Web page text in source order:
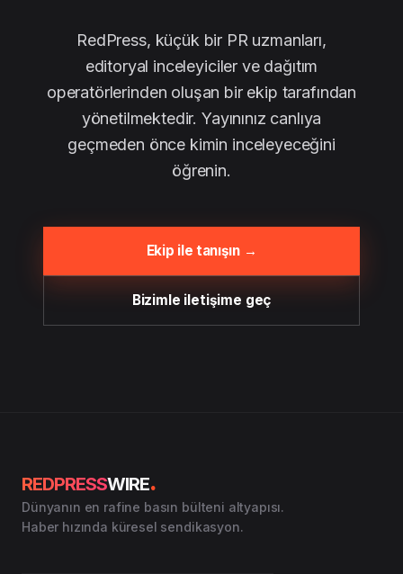
RedPress, küçük bir PR uzmanları,
editoryal inceleyiciler ve dağıtım
operatörlerinden oluşan bir ekip tarafından
yönetilmektedir. Yayınınız canlıya
geçmeden önce kimin inceleyeceğini
öğrenin.
Ekip ile tanışın →
Bizimle iletişime geç
REDPRESSWIRE.
Dünyanın en rafine basın bülteni altyapısı.
Haber hızında küresel sendikasyon.